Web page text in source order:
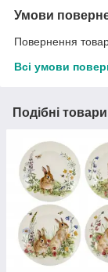
Умови
Повернення
Всі умови
Подібні